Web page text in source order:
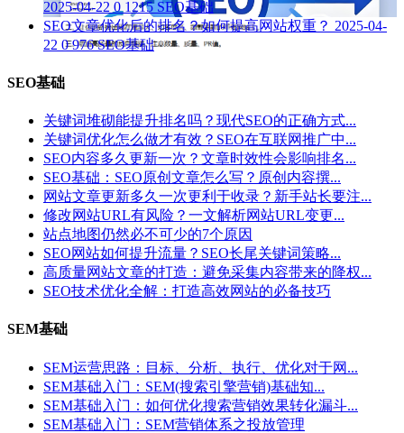
2025-04-22 0 1215 SEO基础
SEO文章优化后的排名？如何提高网站权重？ 2025-04-
22 0 976 SEO基础
SEO基础
关键词堆砌能提升排名吗？现代SEO的正确方式...
关键词优化怎么做才有效？SEO在互联网推广中...
SEO内容多久更新一次？文章时效性会影响排名...
SEO基础：SEO原创文章怎么写？原创内容撰...
网站文章更新多久一次更利于收录？新手站长要注...
修改网站URL有风险？一文解析网站URL变更...
站点地图仍然必不可少的7个原因
SEO网站如何提升流量？SEO长尾关键词策略...
高质量网站文章的打造：避免采集内容带来的降权...
SEO技术优化全解：打造高效网站的必备技巧
SEM基础
SEM运营思路：目标、分析、执行、优化对于网...
SEM基础入门：SEM(搜索引擎营销)基础知...
SEM基础入门：如何优化搜索营销效果转化漏斗...
SEM基础入门：SEM营销体系之投放管理